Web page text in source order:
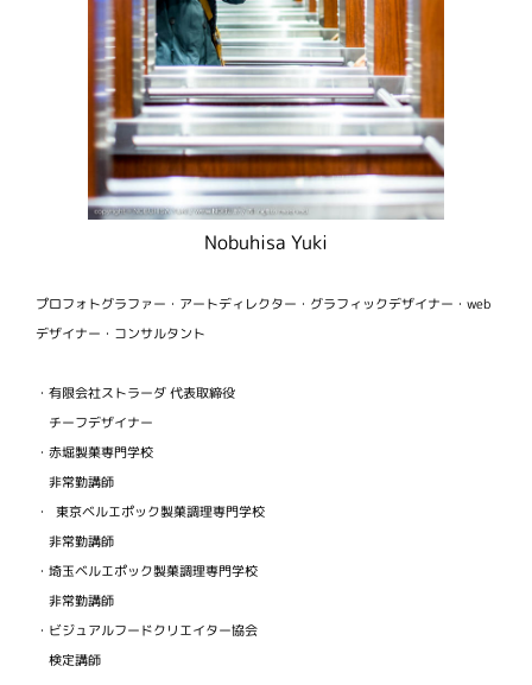
Nobuhisa Yuki
プロフォトグラファー・アートディレクター・グラフィックデザイナー・web
デザイナー・コンサルタント
・有限会社ストラーダ 代表取締役
チーフデザイナー
・赤堀製菓専門学校
非常勤講師
・ 東京ベルエポック製菓調理専門学校
非常勤講師
・埼玉ベルエポック製菓調理専門学校
非常勤講師
・ビジュアルフードクリエイター協会
検定講師